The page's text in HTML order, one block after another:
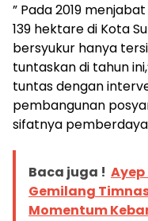
” Pada 2019
139 hektare di Kota
bersyukur hanya
tuntaskan di tahun
tuntas dengan
pembangunan
sifatnya
Baca juga !
Gemilang
Momentum